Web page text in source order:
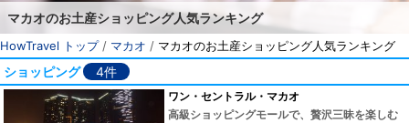
マカオのお土産ショッピング人気ランキング
HowTravel トップ/ マカオ / マカオのお土産ショッピング人気ランキング
ショッピング 4件
ワン・セントラル・マカオ
高級ショッピングモールで、贅沢三昧を楽しむ